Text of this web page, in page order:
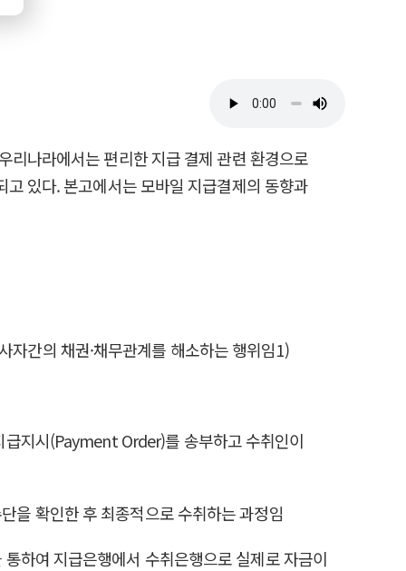
리나라에서는 편리한 지급 결제 관련 환경으로
있다. 본고에서는 모바일 지급결제의 동향과
간의 채권·채무관계를 해소하는 행위임1)
지시(Payment Order)를 송부하고 수취인이
을 확인한 후 최종적으로 수취하는 과정임
하여 지급은행에서 수취은행으로 실제로 자금이